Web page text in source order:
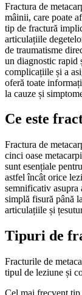
Fractura de
mâinii, care poate
tip de fractură
articulațiile
de traumatisme
un diagnostic rapid
complicațiile și a
oferă toate
la cauze și
Ce este
Fractura de
cinci oase
sunt esențiale
astfel încât orice
semnificativ
simplă fisură până
articulațiile și
Tipuri de
Fracturile de
tipul de leziune și